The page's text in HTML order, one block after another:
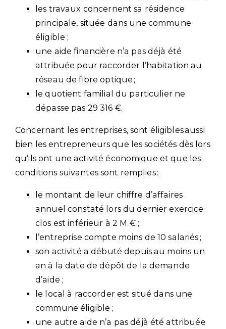
les travaux concernent sa résidence
principale, située dans une commune
éligible ;
une aide financière n’a pas déjà été
attribuée pour raccorder l’habitation au
réseau de fibre optique ;
le quotient familial du particulier ne
dépasse pas 29 316 €.
Concernant les entreprises, sont éligibles aussi
bien les entrepreneurs que les sociétés dès lors
qu’ils ont une activité économique et que les
conditions suivantes sont remplies :
le montant de leur chiffre d’affaires
annuel constaté lors du dernier exercice
clos est inférieur à 2 M € ;
l’entreprise compte moins de 10 salariés ;
son activité a débuté depuis au moins un
an à la date de dépôt de la demande
d’aide ;
le local à raccorder est situé dans une
commune éligible ;
une autre aide n’a pas déjà été attribuée